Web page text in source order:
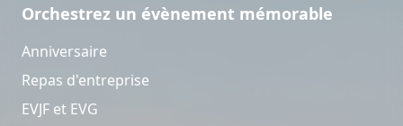
Orchestrez un évènement mémorable
Anniversaire
Repas d'entreprise
EVJF et EVG